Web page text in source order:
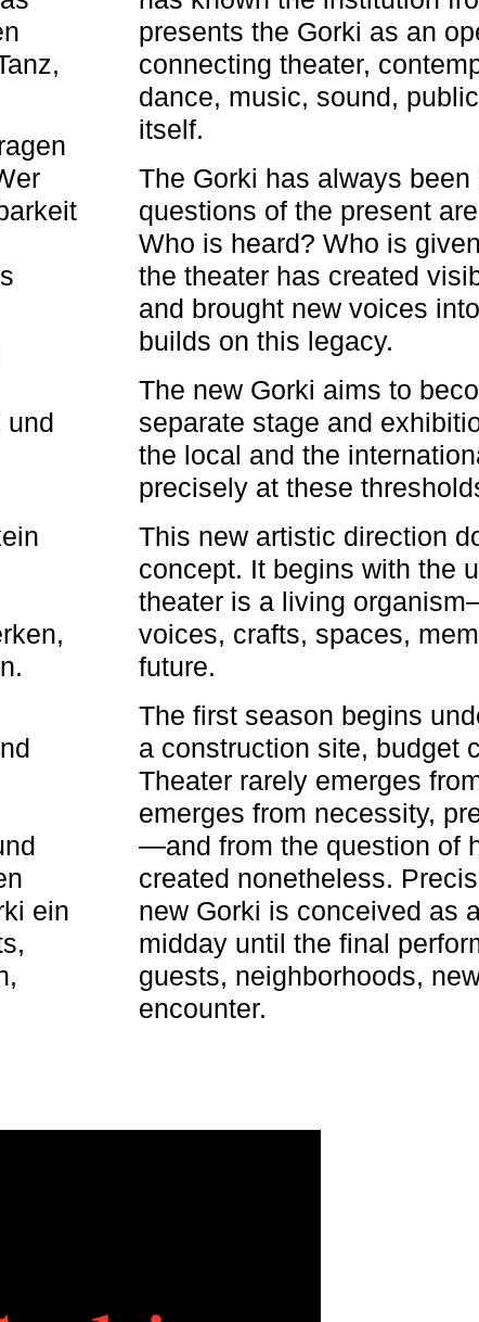
und
ein
presents the Gorki as an
connecting theater,
dance, music, sound,
itself.
The Gorki has always
questions of the present
Who is heard? Who is
the theater has created
and brought new voices
builds on this legacy.
The new Gorki aims to
separate stage and
the local and the
precisely at these
This new artistic direction
concept. It begins with the
theater is a living
voices, crafts, spaces,
future.
The first season begins
a construction site, budget
Theater rarely emerges
emerges from necessity,
—and from the question of
created nonetheless.
new Gorki is conceived as
midday until the final
guests, neighborhoods,
encounter.